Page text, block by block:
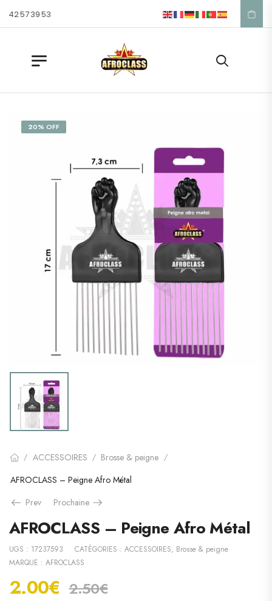
57 39 53
20% OFF
/ ACCESSOIRES / Brosse & peigne /
AFROCLASS – Peigne Afro Métal
Prev
Prochaine
AFROCLASS – Peigne Afro Métal
UGS : 17237593 CATÉGORIES : ACCESSOIRES, Brosse & peigne
MARQUE : AFROCLASS
2.00€ 2.50€